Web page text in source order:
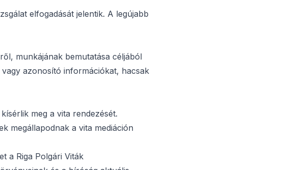
elfogadását jelentik. A legújabb
munkájának bemutatása céljából
azonosító információkat, hacsak
meg a vita rendezését.
megállapodnak a vita mediáción
a Riga Polgári Viták